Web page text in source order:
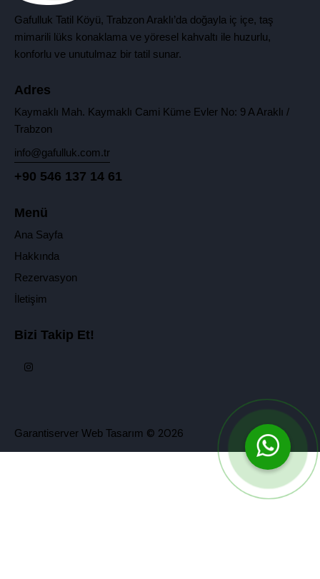
Gafulluk Tatil Köyü, Trabzon Araklı’da doğayla iç içe, taş
mimarili lüks konaklama ve yöresel kahvaltı ile huzurlu,
konforlu ve unutulmaz bir tatil sunar.
Adres
Kaymaklı Mah. Kaymaklı Cami Küme Evler No: 9 A Araklı /
Trabzon
info@gafulluk.com.tr
+90 546 137 14 61
Menü
Ana Sayfa
Hakkında
Rezervasyon
İletişim
Bizi Takip Et!
Garantiserver Web Tasarım © 2026